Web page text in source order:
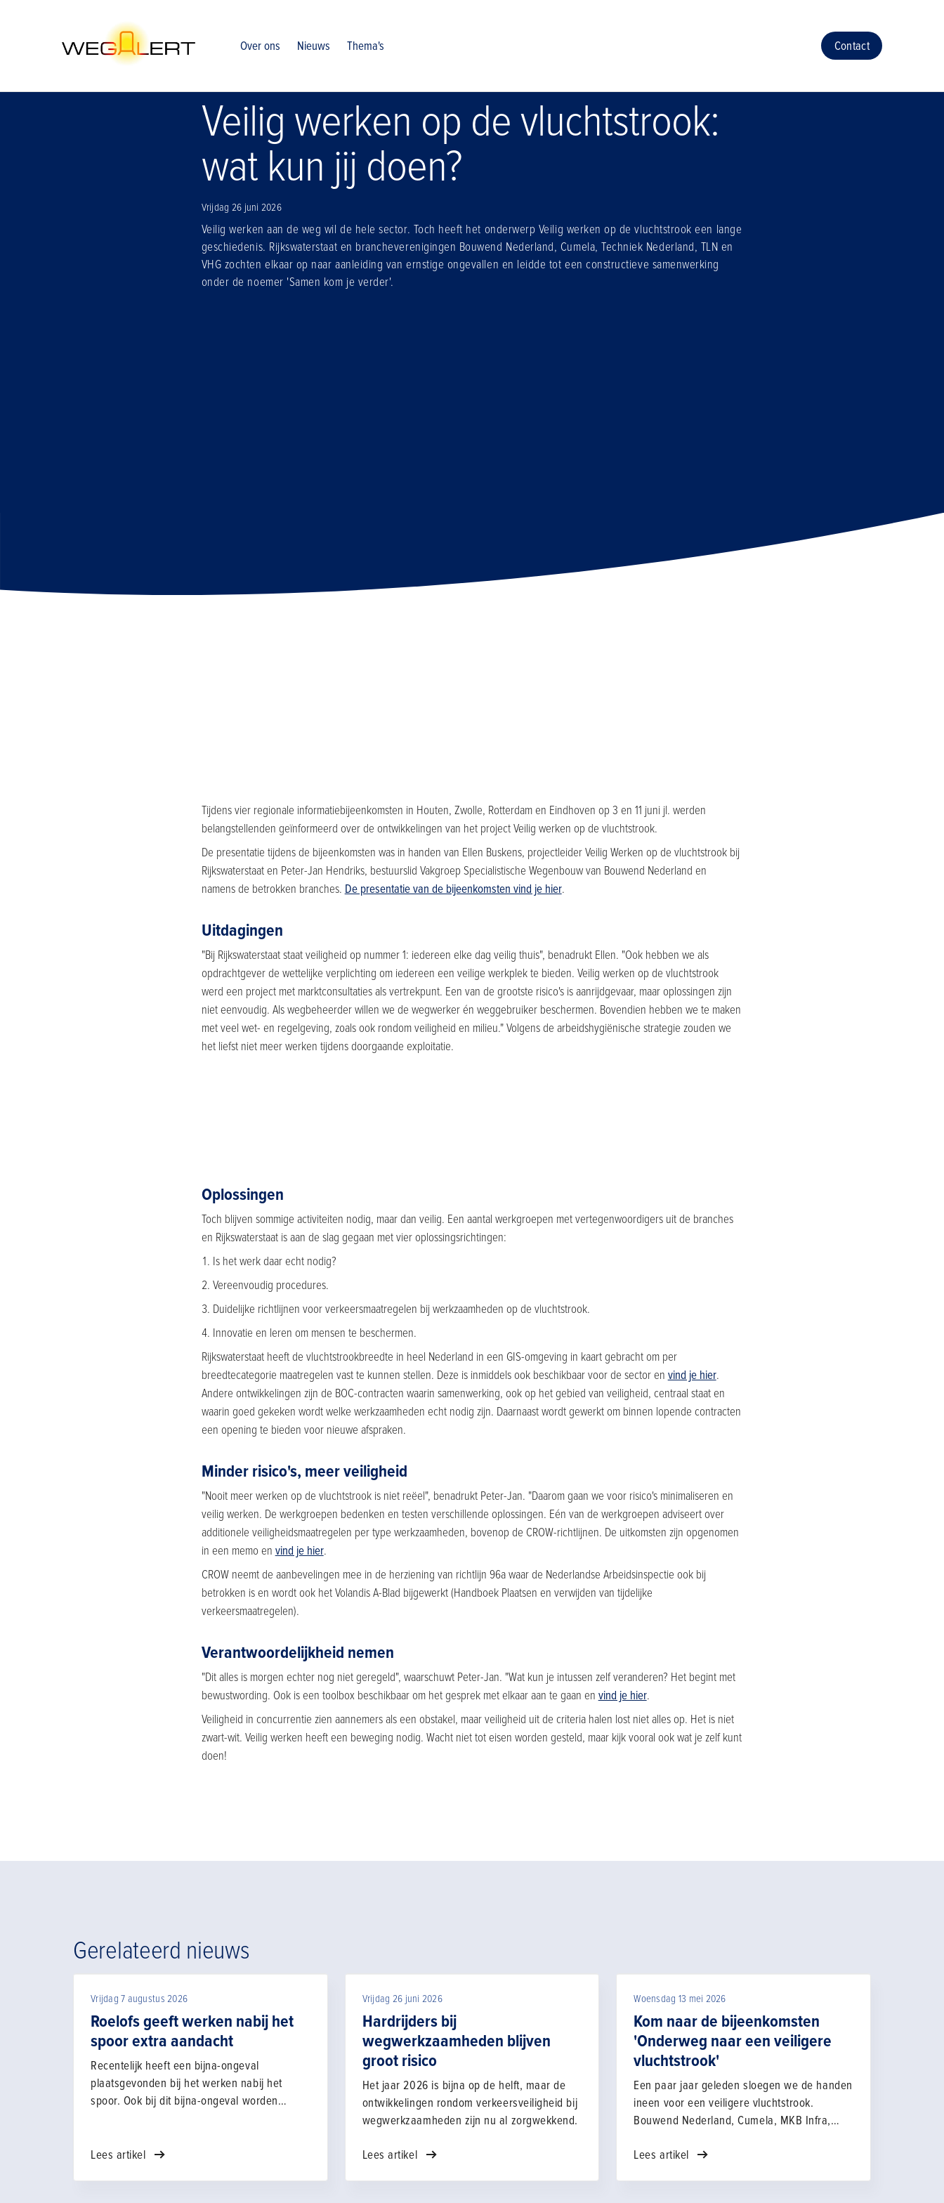
Over ons Nieuws Thema's Contact
Nieuws Veilig werken op de vluchtstrook wat kun jij doen
Veilig werken op de vluchtstrook:
wat kun jij doen?
Vrijdag 26 juni 2026
Veilig werken aan de weg wil de hele sector. Toch heeft het onderwerp Veilig werken op de vluchtstrook een lange
geschiedenis. Rijkswaterstaat en brancheverenigingen Bouwend Nederland, Cumela, Techniek Nederland, TLN en
VHG zochten elkaar op naar aanleiding van ernstige ongevallen en leidde tot een constructieve samenwerking
onder de noemer 'Samen kom je verder'.
Tijdens vier regionale informatiebijeenkomsten in Houten, Zwolle, Rotterdam en Eindhoven op 3 en 11 juni jl. werden
belangstellenden geïnformeerd over de ontwikkelingen van het project Veilig werken op de vluchtstrook.
De presentatie tijdens de bijeenkomsten was in handen van Ellen Buskens, projectleider Veilig Werken op de vluchtstrook bij
Rijkswaterstaat en Peter-Jan Hendriks, bestuurslid Vakgroep Specialistische Wegenbouw van Bouwend Nederland en
namens de betrokken branches. De presentatie van de bijeenkomsten vind je hier.
Uitdagingen
"Bij Rijkswaterstaat staat veiligheid op nummer 1: iedereen elke dag veilig thuis", benadrukt Ellen. "Ook hebben we als
opdrachtgever de wettelijke verplichting om iedereen een veilige werkplek te bieden. Veilig werken op de vluchtstrook
werd een project met marktconsultaties als vertrekpunt. Een van de grootste risico's is aanrijdgevaar, maar oplossingen zijn
niet eenvoudig. Als wegbeheerder willen we de wegwerker én weggebruiker beschermen. Bovendien hebben we te maken
met veel wet- en regelgeving, zoals ook rondom veiligheid en milieu." Volgens de arbeidshygiënische strategie zouden we
het liefst niet meer werken tijdens doorgaande exploitatie.
Oplossingen
Toch blijven sommige activiteiten nodig, maar dan veilig. Een aantal werkgroepen met vertegenwoordigers uit de branches
en Rijkswaterstaat is aan de slag gegaan met vier oplossingsrichtingen:
Is het werk daar echt nodig?
Vereenvoudig procedures.
Duidelijke richtlijnen voor verkeersmaatregelen bij werkzaamheden op de vluchtstrook.
Innovatie en leren om mensen te beschermen.
Rijkswaterstaat heeft de vluchtstrookbreedte in heel Nederland in een GIS-omgeving in kaart gebracht om per
breedtecategorie maatregelen vast te kunnen stellen. Deze is inmiddels ook beschikbaar voor de sector en vind je hier.
Andere ontwikkelingen zijn de BOC-contracten waarin samenwerking, ook op het gebied van veiligheid, centraal staat en
waarin goed gekeken wordt welke werkzaamheden echt nodig zijn. Daarnaast wordt gewerkt om binnen lopende contracten
een opening te bieden voor nieuwe afspraken.
Minder risico's, meer veiligheid
"Nooit meer werken op de vluchtstrook is niet reëel", benadrukt Peter-Jan. "Daarom gaan we voor risico's minimaliseren en
veilig werken. De werkgroepen bedenken en testen verschillende oplossingen. Eén van de werkgroepen adviseert over
additionele veiligheidsmaatregelen per type werkzaamheden, bovenop de CROW-richtlijnen. De uitkomsten zijn opgenomen
in een memo en vind je hier.
CROW neemt de aanbevelingen mee in de herziening van richtlijn 96a waar de Nederlandse Arbeidsinspectie ook bij
betrokken is en wordt ook het Volandis A-Blad bijgewerkt (Handboek Plaatsen en verwijden van tijdelijke
verkeersmaatregelen).
Verantwoordelijkheid nemen
"Dit alles is morgen echter nog niet geregeld", waarschuwt Peter-Jan. "Wat kun je intussen zelf veranderen? Het begint met
bewustwording. Ook is een toolbox beschikbaar om het gesprek met elkaar aan te gaan en vind je hier.
Veiligheid in concurrentie zien aannemers als een obstakel, maar veiligheid uit de criteria halen lost niet alles op. Het is niet
zwart-wit. Veilig werken heeft een beweging nodig. Wacht niet tot eisen worden gesteld, maar kijk vooral ook wat je zelf kunt
doen!
Gerelateerd nieuws
Vrijdag 7 augustus 2026
Roelofs geeft werken nabij het
spoor extra aandacht
Recentelijk heeft een bijna-ongeval
plaatsgevonden bij het werken nabij het
spoor. Ook bij dit bijna-ongeval worden
door werken in de late avond en dan vooral
Lees artikel
Vrijdag 26 juni 2026
Hardrijders bij
wegwerkzaamheden blijven
groot risico
Het jaar 2026 is bijna op de helft, maar de
ontwikkelingen rondom verkeersveiligheid bij
wegwerkzaamheden zijn nu al zorgwekkend.
Lees artikel
Woensdag 13 mei 2026
Kom naar de bijeenkomsten
'Onderweg naar een veiligere
vluchtstrook'
Een paar jaar geleden sloegen we de handen
ineen voor een veiligere vluchtstrook.
Bouwend Nederland, Cumela, MKB Infra,
Rijkswaterstaat gingen aan de slag om er
Lees artikel